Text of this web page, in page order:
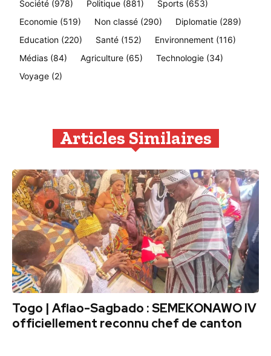
Société (978) Politique (881) Sports (653)
Economie (519) Non classé (290) Diplomatie (289)
Education (220) Santé (152) Environnement (116)
Médias (84) Agriculture (65) Technologie (34)
Voyage (2)
Articles Similaires
Togo | Aflao-Sagbado : SEMEKONAWO IV
officiellement reconnu chef de canton